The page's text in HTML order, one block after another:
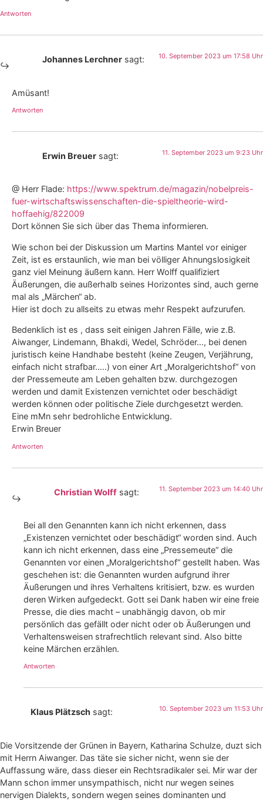
Antworten
Johannes Lerchner sagt: 10. September 2023 um 17:58 Uhr
Amüsant!
Antworten
Erwin Breuer sagt: 11. September 2023 um 9:23 Uhr
@ Herr Flade: https://www.spektrum.de/magazin/nobelpreis-
fuer-wirtschaftswissenschaften-die-spieltheorie-wird-
hoffaehig/822009
Dort können Sie sich über das Thema informieren.
Wie schon bei der Diskussion um Martins Mantel vor einiger
Zeit, ist es erstaunlich, wie man bei völliger Ahnungslosigkeit
ganz viel Meinung äußern kann. Herr Wolff qualifiziert
Äußerungen, die außerhalb seines Horizontes sind, auch gerne
mal als „Märchen“ ab.
Hier ist doch zu allseits zu etwas mehr Respekt aufzurufen.
Bedenklich ist es , dass seit einigen Jahren Fälle, wie z.B.
Aiwanger, Lindemann, Bhakdi, Wedel, Schröder…, bei denen
juristisch keine Handhabe besteht (keine Zeugen, Verjährung,
einfach nicht strafbar…..) von einer Art „Moralgerichtshof“ von
der Pressemeute am Leben gehalten bzw. durchgezogen
werden und damit Existenzen vernichtet oder beschädigt
werden können oder politische Ziele durchgesetzt werden.
Eine mMn sehr bedrohliche Entwicklung.
Erwin Breuer
Antworten
Christian Wolff sagt: 11. September 2023 um 14:40 Uhr
Bei all den Genannten kann ich nicht erkennen, dass
„Existenzen vernichtet oder beschädigt“ worden sind. Auch
kann ich nicht erkennen, dass eine „Pressemeute“ die
Genannten vor einen „Moralgerichtshof“ gestellt haben. Was
geschehen ist: die Genannten wurden aufgrund ihrer
Äußerungen und ihres Verhaltens kritisiert, bzw. es wurden
deren Wirken aufgedeckt. Gott sei Dank haben wir eine freie
Presse, die dies macht – unabhängig davon, ob mir
persönlich das gefällt oder nicht oder ob Äußerungen und
Verhaltensweisen strafrechtlich relevant sind. Also bitte
keine Märchen erzählen.
Antworten
Klaus Plätzsch sagt: 10. September 2023 um 11:53 Uhr
Die Vorsitzende der Grünen in Bayern, Katharina Schulze, duzt sich
mit Herrn Aiwanger. Das täte sie sicher nicht, wenn sie der
Auffassung wäre, dass dieser ein Rechtsradikaler sei. Mir war der
Mann schon immer unsympathisch, nicht nur wegen seines
nervigen Dialekts, sondern wegen seines dominanten und